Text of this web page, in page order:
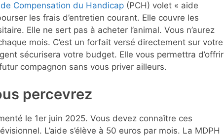
Compensation du Handicap (PCH) volet « aide
les frais d’entretien courant. Elle couvre les
Elle ne sert pas à acheter l’animal. Vous n’aurez
mois. C’est un forfait versé directement sur votre
sécurisera votre budget. Elle vous permettra d’offrir
compagnon sans vous priver ailleurs.
percevrez
le 1er juin 2025. Vous devez connaître ces
L’aide s’élève à 50 euros par mois. La MDPH